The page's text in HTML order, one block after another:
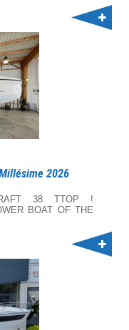
2026
38 TTOP !
BOAT OF THE